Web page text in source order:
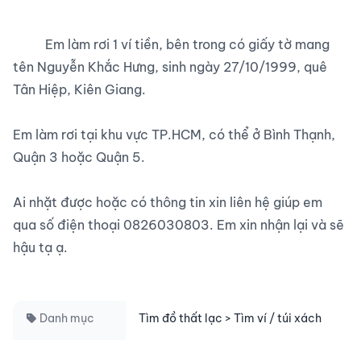
tên Nguyễn Khắc Hưng, sinh ngày 27/10/1999, quê
Tân Hiệp, Kiên Giang.
Em làm rơi tại khu vực TP.HCM, có thể ở Bình Thạnh,
Quận 3 hoặc Quận 5.
Ai nhặt được hoặc có thông tin xin liên hệ giúp em
qua số điện thoại 0826030803. Em xin nhận lại và sẽ
hậu tạ ạ.
Danh mục Tìm đồ thất lạc > Tìm ví / túi xách